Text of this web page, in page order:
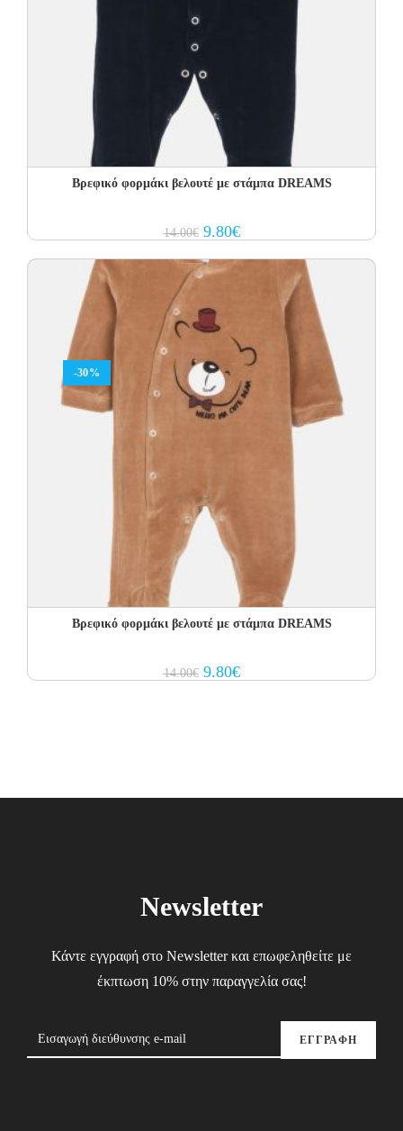
Βρεφικό φορμάκι βελουτέ με στάμπα DREAMS
14.00€ Original
price
14.00€.
9.80€Current
price
-30%
Βρεφικό φορμάκι βελουτέ με στάμπα DREAMS
14.00€ Original
price
9.80€Current
price
Newsletter
Κάντε εγγραφή στο Newsletter και επωφεληθείτε με
έκπτωση 10% στην παραγγελία σας!
ΕΓΓΡΑΦΗ